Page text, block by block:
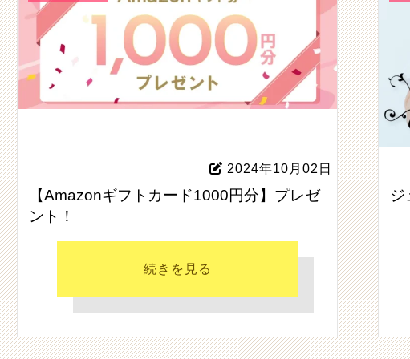
2024年10月02日
【Amazonギフトカード1000円分】プレゼ
ント！
続きを見る
ジ